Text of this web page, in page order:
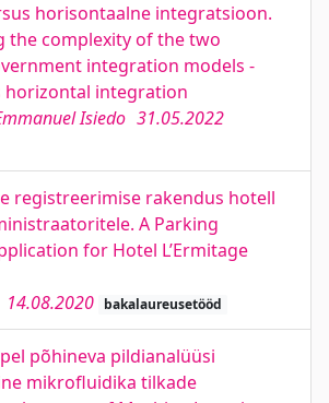
horisontaalne integratsioon.
the complexity of the two
integration models -
horizontal integration
Isiedo 31.05.2022
registreerimise rakendus hotell
A Parking
for Hotel L’Ermitage
14.08.2020 bakalaureusetööd
põhineva pildianalüüsi
mikrofluidika tilkade